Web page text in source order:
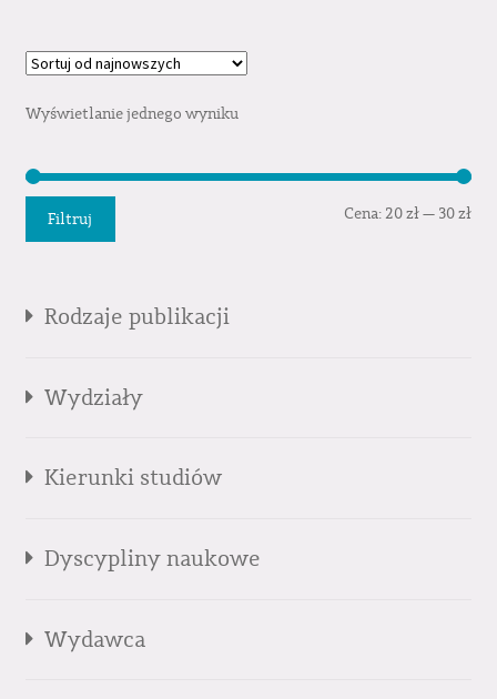
Wyświetlanie jednego wyniku
Filtruj Cena:20 zł— 30 zł
Rodzaje publikacji
Wydziały
Kierunki studiów
Dyscypliny naukowe
Wydawca